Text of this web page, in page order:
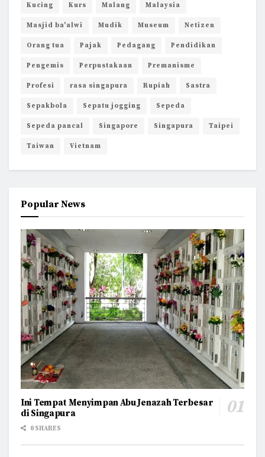
Kucing Kurs Malang Malaysia
Masjid ba'alwi Mudik Museum Netizen
Orang tua Pajak Pedagang Pendidikan
Pengemis Perpustakaan Premanisme
Profesi rasa singapura Rupiah Sastra
Sepakbola Sepatu jogging Sepeda
Sepeda pancal Singapore Singapura Taipei
Taiwan Vietnam
Popular News
Ini Tempat Menyimpan Abu Jenazah Terbesar
di Singapura
0 SHARES